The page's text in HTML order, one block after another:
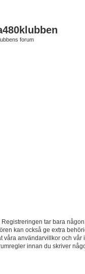
forum
tar bara
kan också ge extra
våra användarvillkor och
innan du skriver